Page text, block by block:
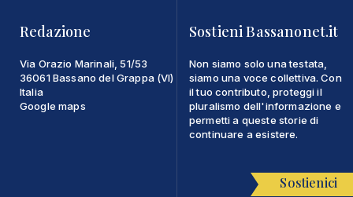
Redazione
Via Orazio Marinali, 51/53
36061 Bassano del Grappa (VI)
Italia
Google maps
Sostieni Bassanonet.it
Non siamo solo una testata,
siamo una voce collettiva. Con
il tuo contributo, proteggi il
pluralismo dell'informazione e
permetti a queste storie di
continuare a esistere.
Sostienici